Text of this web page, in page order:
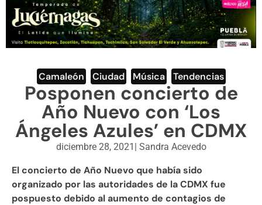
OPINIÓN
DEPORTES
ENGLISH SECTION
VIDEOS
Camaleón Ciudad Música Tendencias
Posponen concierto de
Año Nuevo con ‘Los
Ángeles Azules’ en CDMX
diciembre 28, 2021 | Sandra Acevedo
El concierto de Año Nuevo que había sido
organizado por las autoridades de la CDMX fue
pospuesto debido al aumento de contagios de